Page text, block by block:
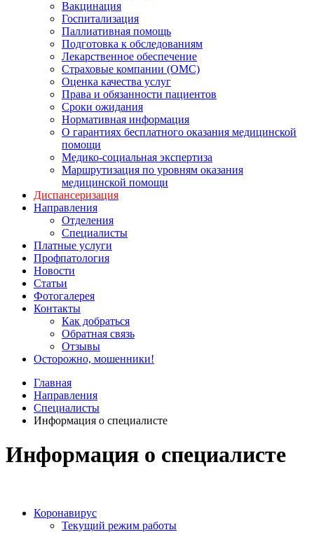
Вакцинация
Госпитализация
Паллиативная помощь
Подготовка к обследованиям
Лекарственное обеспечение
Страховые компании (ОМС)
Оценка качества услуг
Права и обязанности пациентов
Сроки ожидания
Нормативная информация
О гарантиях бесплатного оказания медицинской
помощи
Медико-социальная экспертиза
Маршрутизация по уровням оказания
медицинской помощи
Диспансеризация
Направления
Отделения
Специалисты
Платные услуги
Профпатология
Новости
Статьи
Фотогалерея
Контакты
Как добраться
Обратная связь
Отзывы
Осторожно, мошенники!
Главная
Направления
Специалисты
Информация о специалисте
Информация о специалисте
Коронавирус
Текущий режим работы